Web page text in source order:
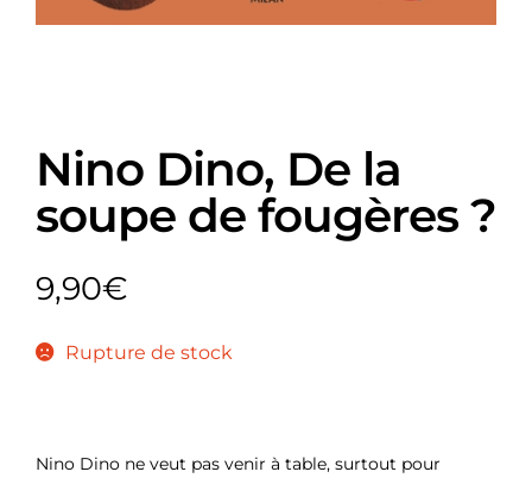
Nino Dino, De la
soupe de fougères ?
9,90€
Rupture de stock
Nino Dino ne veut pas venir à table, surtout pour